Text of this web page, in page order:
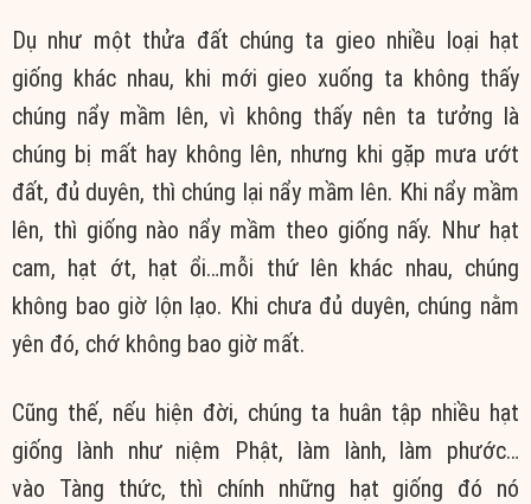
Dụ như một thửa đất chúng ta gieo nhiều loại hạt
giống khác nhau, khi mới gieo xuống ta không thấy
chúng nẩy mầm lên, vì không thấy nên ta tưởng là
chúng bị mất hay không lên, nhưng khi gặp mưa ướt
đất, đủ duyên, thì chúng lại nẩy mầm lên. Khi nẩy mầm
lên, thì giống nào nẩy mầm theo giống nấy. Như hạt
cam, hạt ớt, hạt ổi…mỗi thứ lên khác nhau, chúng
không bao giờ lộn lạo. Khi chưa đủ duyên, chúng nằm
yên đó, chớ không bao giờ mất.
Cũng thế, nếu hiện đời, chúng ta huân tập nhiều hạt
giống lành như niệm Phật, làm lành, làm phước…
vào Tàng thức, thì chính những hạt giống đó nó